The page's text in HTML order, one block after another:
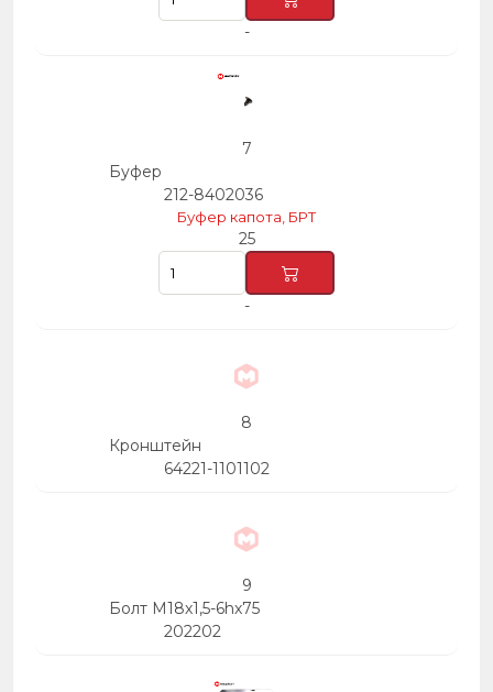
-
7
Буфер
212-8402036
Буфер капота, БРТ
25
-
8
Кронштейн
64221-1101102
9
Болт М18х1,5-6hх75
202202